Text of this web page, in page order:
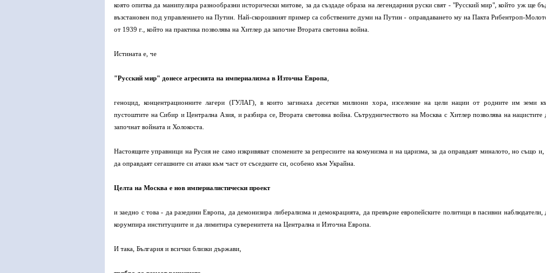
която опитва да манипулира разнообразни исторически митове, за да създаде образа на легендарния руски свят - "Русский мир", който уж ще
възстановен под управлението на Путин. Най-скорошният пример са собствените думи на Путин - оправдаването му на Пакта Рибентроп-
от 1939 г., който на практика позволява на Хитлер да започне Втората световна война.
Истината е, че
"Русский мир" донесе агресията на империализма в Източна Европа
геноцид, концентрационните лагери (ГУЛАГ), в които загинаха десетки милиони хора, изселение на цели нации от родните им земи
пустоштите на Сибир и Централна Азия, и разбира се, Втората световна война. Сътрудничеството на Москва с Хитлер позволява на нацистите
започнат войната и Холокоста.
Настоящите управници на Русия не само изкривяват спомените за репресиите на комунизма и на царизма, за да оправдаят миналото, но също и,
да оправдаят сегашните си атаки към част от съседките си, особено към Украйна.
Целта на Москва е нов империалистически проект
и заедно с това - да разедини Европа, да демонизира либерализма и демокрацията, да превърне европейските политици в пасивни наблюдатели,
корумпира институциите и да лимитира суверенитета на Централна и Източна Европа.
И така, България и всички близки държави,